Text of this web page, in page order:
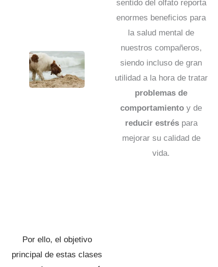
sentido del olfato reporta
enormes beneficios para
la salud mental de
nuestros compañeros,
siendo incluso de gran
utilidad a la hora de tratar
problemas de
comportamiento y de
reducir estréspara
mejorar su calidad de
vida.
Por ello, el objetivo
principal de estas clases